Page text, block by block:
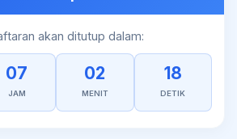
akan ditutup dalam:
07
JAM
02
MENIT
18
DETIK